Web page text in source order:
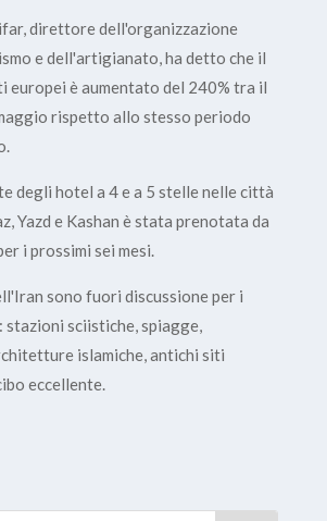
direttore dell'organizzazione
e dell'artigianato, ha detto che il
europei è aumentato del 240% tra il
rispetto allo stesso periodo
degli hotel a 4 e a 5 stelle nelle città
Yazd e Kashan è stata prenotata da
i prossimi sei mesi.
sono fuori discussione per i
sciistiche, spiagge,
islamiche, antichi siti
eccellente.